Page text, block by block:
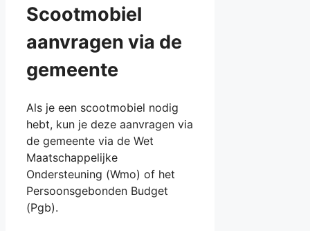
Scootmobiel
aanvragen via de
gemeente
Als je een scootmobiel nodig
hebt, kun je deze aanvragen via
de gemeente via de Wet
Maatschappelijke
Ondersteuning (Wmo) of het
Persoonsgebonden Budget
(Pgb).